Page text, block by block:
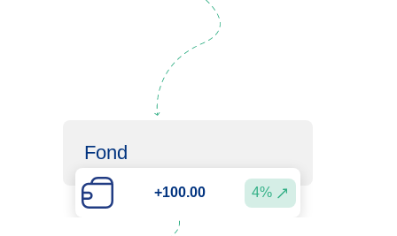
Fond
+100.00 4%